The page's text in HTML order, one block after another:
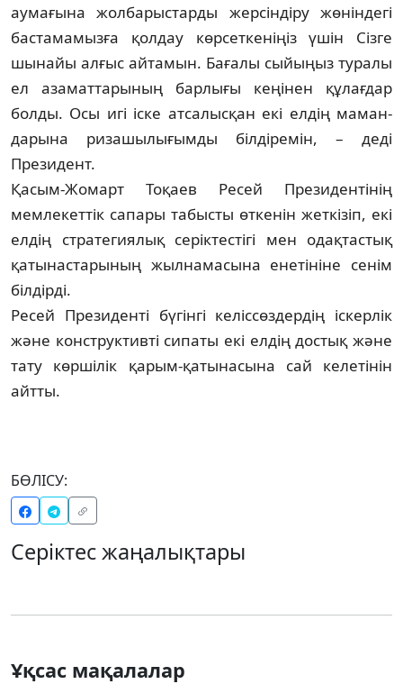
аумағына жолбарыстарды жер­сіндіру жөніндегі
бастамамызға қолдау көр­сеткеніңіз үшін Сізге
шынайы алғыс ай­тамын. Бағалы сыйыңыз туралы
ел аза­мат­тарының барлығы кеңінен құлағдар
болды. Осы игі іске атсалысқан екі елдің маман­
дарына ризашылығымды білдіре­мін, – деді
Президент.
Қасым-Жомарт Тоқаев Ресей Прези­ден­тінің
мемлекеттік сапары табысты өт­кенін жеткізіп, екі
елдің стратегиялық серік­тестігі мен одақтастық
қатынастары­ның жылна­ма­сына енетініне сенім
біл­дірді.
Ресей Президенті бүгінгі келіссөздердің іс­керлік
және конструктивті сипаты екі ел­дің достық және
тату көршілік қарым-қа­ты­насына сай келетінін
айтты.
БӨЛІСУ:
Серіктес жаңалықтары
Ұқсас мақалалар